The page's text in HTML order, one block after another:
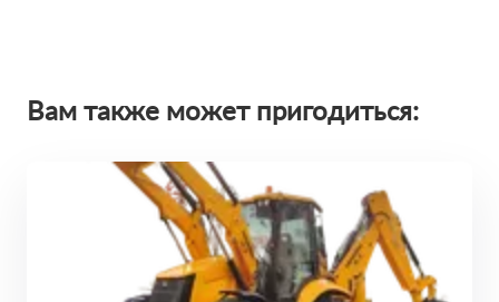
Вам также может пригодиться: